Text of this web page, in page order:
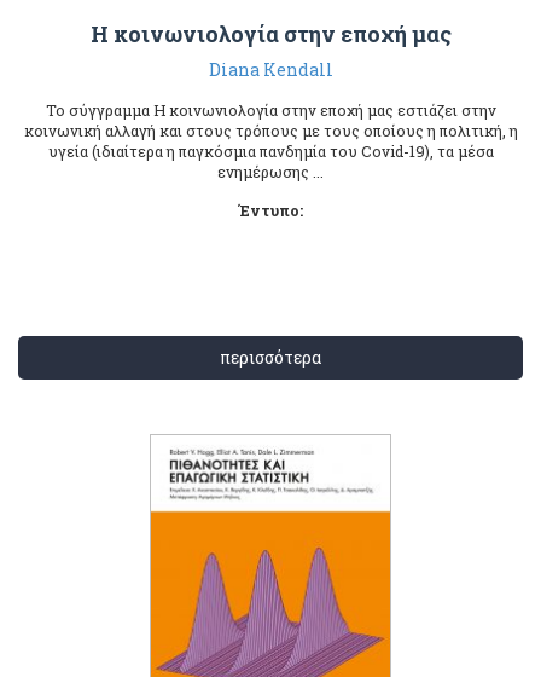
Η κοινωνιολογία στην εποχή μας
Diana Kendall
Το σύγγραμμα Η κοινωνιολογία στην εποχή μας εστιάζει στην
κοινωνική αλλαγή και στους τρόπους με τους οποίους η πολιτική, η
υγεία (ιδιαίτερα η παγκόσμια πανδημία του Covid-19), τα μέσα
ενημέρωσης ...
Έντυπο:
περισσότερα